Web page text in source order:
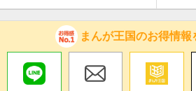
まんが王国のお得情報